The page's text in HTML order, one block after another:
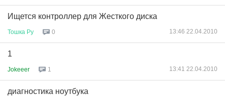
Ищется контроллер для Жесткого диска
Тошка Ру 0 13:46 22.04.2010
1
Jokeeer 1 13:41 22.04.2010
диагностика ноутбука